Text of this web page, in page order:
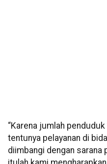
“Karena jumlah
tentunya pelayanan di
diimbangi dengan sarana